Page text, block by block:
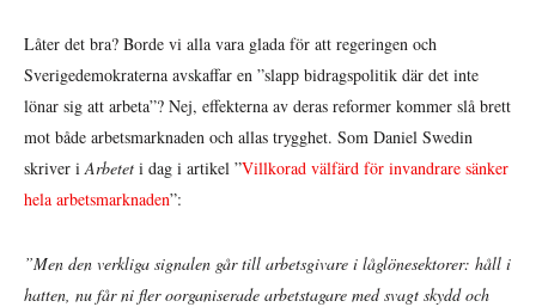
Låter det bra? Borde vi alla vara glada för att regeringen och
Sverigedemokraterna avskaffar en ”slapp bidragspolitik där det inte
lönar sig att arbeta”? Nej, effekterna av deras reformer kommer slå brett
mot både arbetsmarknaden och allas trygghet. Som Daniel Swedin
skriver iArbetet i dag i artikel ”Villkorad välfärd för invandrare sänker
hela arbetsmarknaden”:
”Men den verkliga signalen går till arbetsgivare i låglönesektorer: håll i
hatten, nu får ni fler oorganiserade arbetstagare med svagt skydd och